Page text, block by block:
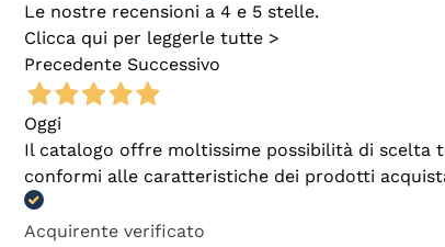
Le nostre recensioni a 4 e 5 stelle.
Clicca qui per leggerle tutte >
Precedente Successivo
Oggi
Il catalogo offre moltissime possibilità di scelta
conformi alle caratteristiche dei prodotti
Acquirente verificato